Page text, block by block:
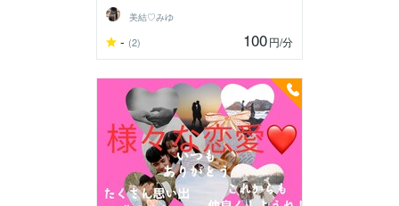
美結♡みゆ
- (2) 100円/分